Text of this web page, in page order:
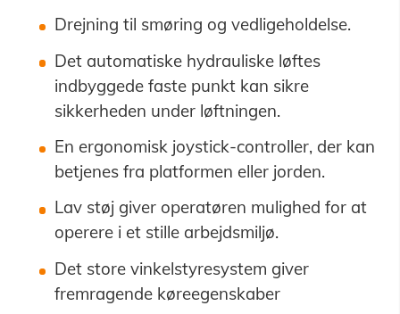
Drejning til smøring og vedligeholdelse.
Det automatiske hydrauliske løftes
indbyggede faste punkt kan sikre
sikkerheden under løftningen.
En ergonomisk joystick-controller, der kan
betjenes fra platformen eller jorden.
Lav støj giver operatøren mulighed for at
operere i et stille arbejdsmiljø.
Det store vinkelstyresystem giver
fremragende køreegenskaber